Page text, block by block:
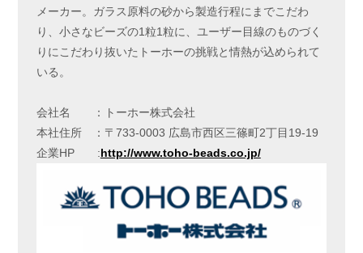
メーカー。ガラス原料の砂から製造行程にまでこだわ
り、小さなビーズの1粒1粒に、ユーザー目線のものづく
りにこだわり抜いたトーホーの挑戦と情熱が込められて
いる。
会社名 ：トーホー株式会社
本社住所 ：〒733-0003 広島市西区三篠町2丁目19-19
企業HP :http://www.toho-beads.co.jp/